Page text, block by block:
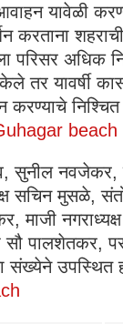
यावेळी
करताना
परिसर अधिक
तर यावर्षी
करण्याचे
beach
सुनील नवजेकर,
सचिन मुसळे,
माजी
पालशेतकर,
संख्येने उपस्थित